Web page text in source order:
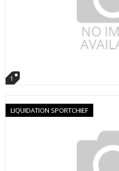
1
LIQUIDATION SPORTCHIEF